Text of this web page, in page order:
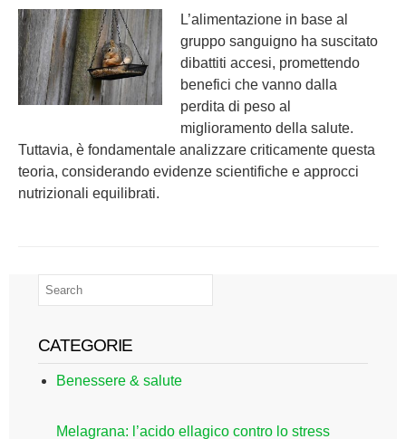
L’alimentazione in base al
gruppo sanguigno ha suscitato
dibattiti accesi, promettendo
benefici che vanno dalla
perdita di peso al
miglioramento della salute.
Tuttavia, è fondamentale analizzare criticamente questa
teoria, considerando evidenze scientifiche e approcci
nutrizionali equilibrati.
CATEGORIE
Benessere & salute
Melagrana: l’acido ellagico contro lo stress